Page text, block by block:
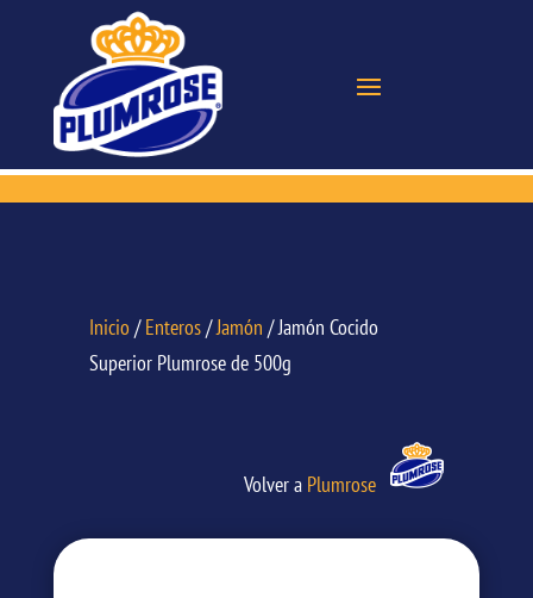
Inicio /Enteros/Jamón / Jamón Cocido
Superior Plumrose de 500g
Volver a Plumrose